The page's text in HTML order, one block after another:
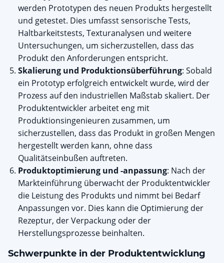
werden Prototypen des neuen Produkts hergestellt
und getestet. Dies umfasst sensorische Tests,
Haltbarkeitstests, Texturanalysen und weitere
Untersuchungen, um sicherzustellen, dass das
Produkt den Anforderungen entspricht.
Skalierung und Produktionsüberführung: Sobald
ein Prototyp erfolgreich entwickelt wurde, wird der
Prozess auf den industriellen Maßstab skaliert. Der
Produktentwickler arbeitet eng mit
Produktionsingenieuren zusammen, um
sicherzustellen, dass das Produkt in großen Mengen
hergestellt werden kann, ohne dass
Qualitätseinbußen auftreten.
Produktoptimierung und -anpassung: Nach der
Markteinführung überwacht der Produktentwickler
die Leistung des Produkts und nimmt bei Bedarf
Anpassungen vor. Dies kann die Optimierung der
Rezeptur, der Verpackung oder der
Herstellungsprozesse beinhalten.
Schwerpunkte in der Produktentwicklung